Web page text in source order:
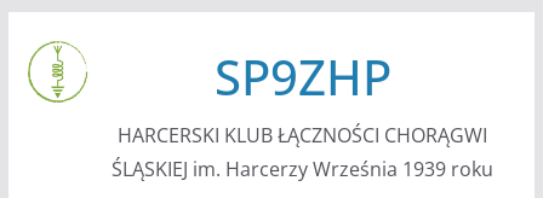
do
treści
SP9ZHP
HARCERSKI KLUB ŁĄCZNOŚCI CHORĄGWI
ŚLĄSKIEJ im. Harcerzy Września 1939 roku